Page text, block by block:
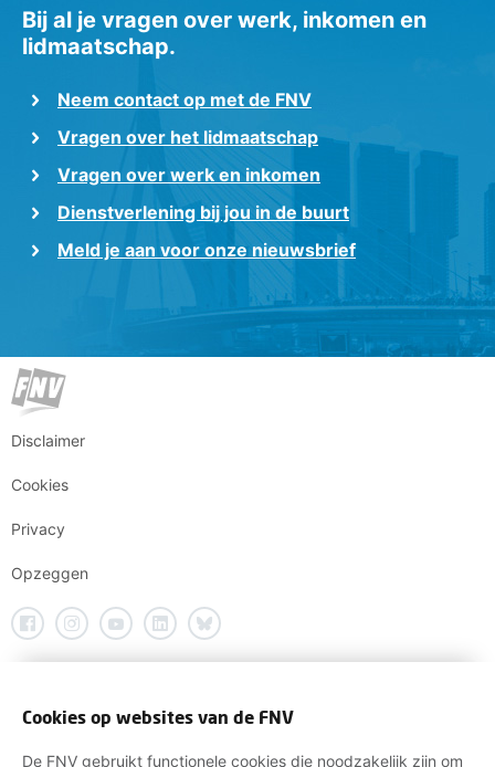
Bij al je vragen over werk, inkomen en
lidmaatschap.
Neem contact op met de FNV
Vragen over het lidmaatschap
Vragen over werk en inkomen
Dienstverlening bij jou in de buurt
Meld je aan voor onze nieuwsbrief
Disclaimer
Cookies
Privacy
Opzeggen
Cookies op websites van de FNV
De FNV gebruikt functionele cookies die noodzakelijk zijn om